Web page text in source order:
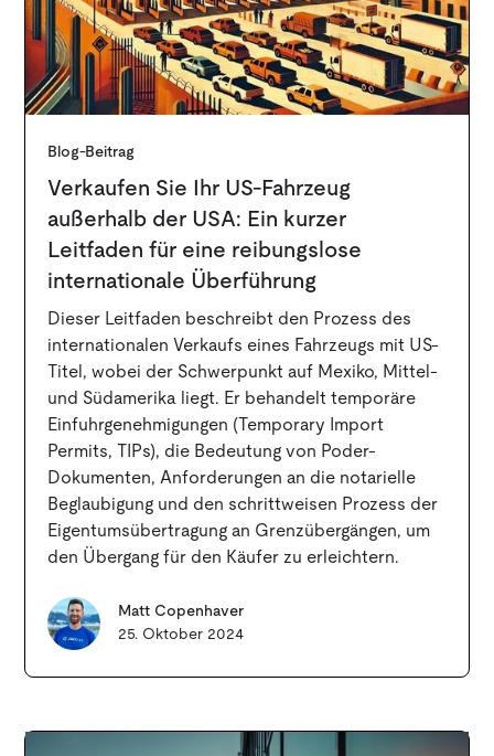
Blog-Beitrag
Verkaufen Sie Ihr US-Fahrzeug
außerhalb der USA: Ein kurzer
Leitfaden für eine reibungslose
internationale Überführung
Dieser Leitfaden beschreibt den Prozess des
internationalen Verkaufs eines Fahrzeugs mit US-
Titel, wobei der Schwerpunkt auf Mexiko, Mittel-
und Südamerika liegt. Er behandelt temporäre
Einfuhrgenehmigungen (Temporary Import
Permits, TIPs), die Bedeutung von Poder-
Dokumenten, Anforderungen an die notarielle
Beglaubigung und den schrittweisen Prozess der
Eigentumsübertragung an Grenzübergängen, um
den Übergang für den Käufer zu erleichtern.
Matt Copenhaver
25. Oktober 2024